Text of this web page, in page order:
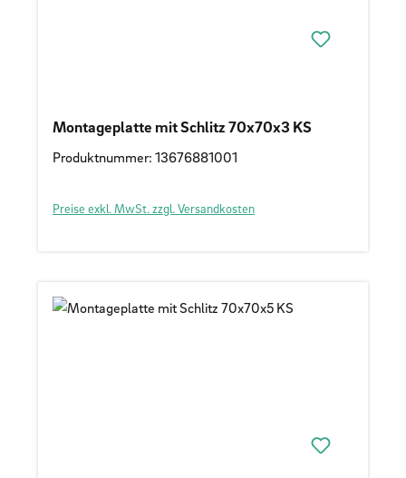
Montageplatte mit Schlitz 70x70x3 KS
Produktnummer: 13676881001
Preise exkl. MwSt. zzgl. Versandkosten